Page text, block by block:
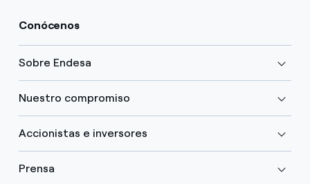
Conócenos
Sobre Endesa
Nuestro compromiso
Accionistas e inversores
Prensa